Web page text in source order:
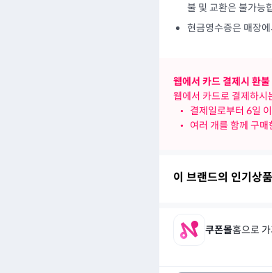
불 및 교환은 불가능
현금영수증은 매장
웹에서 카드 결제시 환
웹에서 카드로 결제하시
•
결제일로부터 6일
•
여러 개를 함께 구
이 브랜드의 인기상품
쿠폰몰홈으로 가